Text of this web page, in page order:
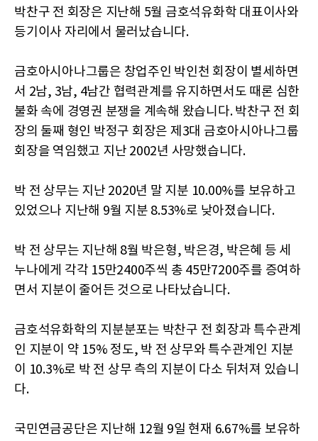
박찬구 전 회장은 지난해 5월 금호석유화학 대표이사와
등기이사 자리에서 물러났습니다.
금호아시아나그룹은 창업주인 박인천 회장이 별세하면
서 2남, 3남, 4남간 협력관계를 유지하면서도 때론 심한
불화 속에 경영권 분쟁을 계속해 왔습니다. 박찬구 전 회
장의 둘째 형인 박정구 회장은 제3대 금호아시아나그룹
회장을 역임했고 지난 2002년 사망했습니다.
박 전 상무는 지난 2020년 말 지분 10.00%를 보유하고
있었으나 지난해 9월 지분 8.53%로 낮아졌습니다.
박 전 상무는 지난해 8월 박은형, 박은경, 박은혜 등 세
누나에게 각각 15만2400주씩 총 45만7200주를 증여하
면서 지분이 줄어든 것으로 나타났습니다.
금호석유화학의 지분분포는 박찬구 전 회장과 특수관계
인 지분이 약 15% 정도, 박 전 상무와 특수관계인 지분
이 10.3%로 박 전 상무 측의 지분이 다소 뒤처져 있습니
다.
국민연금공단은 지난해 12월 9일 현재 6.67%를 보유하